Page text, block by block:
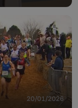
20/01/2026